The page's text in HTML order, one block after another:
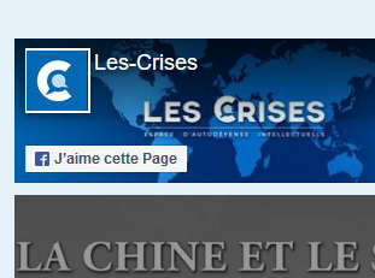
quel qu’en soit le prix (surtout pour l’armement
Saoudite).
Finalement l’Iran est le meilleur allié des
occidentaux : Ce pays, en fournissant quelques
et peu coûteux offre l’excuse totalement
Si d’aventure l’Arabie Saoudite décidait de